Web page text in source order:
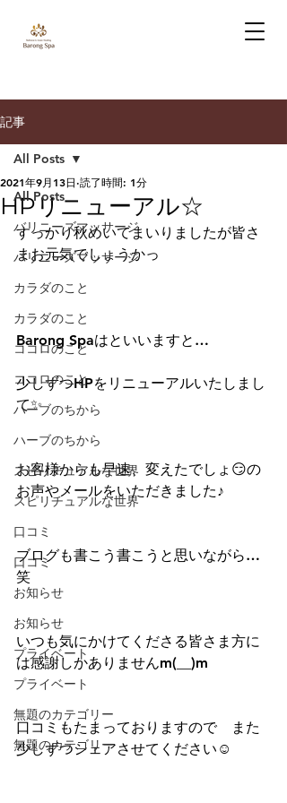
記事
All Posts
バリニーズマッサージ
バリニーズマッサージ
カラダのこと
カラダのこと
ココロのこと
ココロのこと
ハーブのちから
ハーブのちから
スピリチュアルな世界
スピリチュアルな世界
口コミ
口コミ
お知らせ
お知らせ
プライベート
プライベート
無題のカテゴリー
無題のカテゴリー
All Posts
HPリニューアル☆
2021年9月13日 読了時間: 1分
すっかり秋めいてまいりましたが皆さ
まお元気でしょうかっ
Barong Spaはといいますと…
少しずつHPをリニューアルいたしまし
て✨
お客様からも早速、変えたでしょ😏の
お声やメールをいただきました♪
ブログも書こう書こうと思いながら…
笑
いつも気にかけてくださる皆さま方に
は感謝しかありませんm(__)m
口コミもたまっておりますので　また
少しずつシェアさせてください☺️